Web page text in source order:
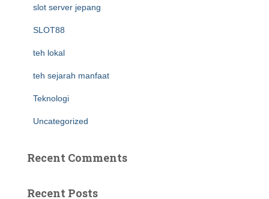
slot server jepang
SLOT88
teh lokal
teh sejarah manfaat
Teknologi
Uncategorized
Recent Comments
Recent Posts